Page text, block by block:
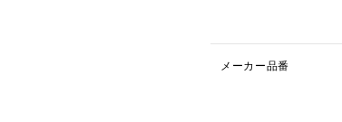
メーカー品番